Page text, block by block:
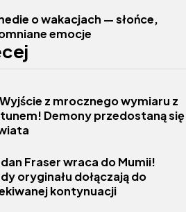
o wakacjach — słońce,
emocje
z mrocznego wymiaru z
Demony przedostaną się
Fraser wraca do Mumii!
oryginału dołączają do
kontynuacji